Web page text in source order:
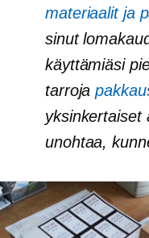
materiaalit ja
sinut
käyttämiäsi
tarroja
yksinkertaiset
unohtaa,